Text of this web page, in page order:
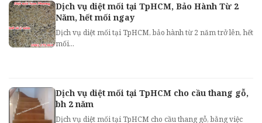
Dịch vụ diệt mối tại TpHCM, Bảo Hành Từ 2
Năm, hết mối ngay
Dịch vụ diệt mối tại TpHCM, bảo hành từ 2 năm trở lên, hết
mối...
Dịch vụ diệt mối tại TpHCM cho cầu thang gỗ,
bh 2 năm
Dịch vụ diệt mối tại TpHCM cho cầu thang gỗ, bằng việc